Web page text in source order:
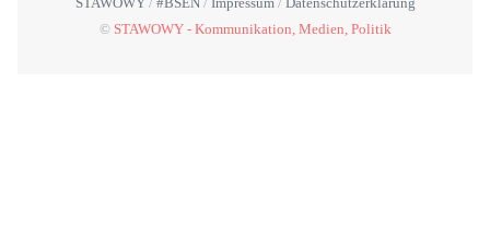
© STAWOWY - Kommunikation, Medien, Politik